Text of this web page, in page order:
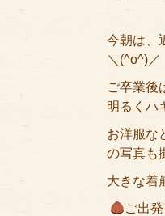
今朝は、
＼(^o^)／
ご卒業後
明るくハ
お洋服な
の写真も
大きな着